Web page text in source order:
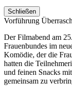
Schließen
Vorführung
Der Filmabend am
Frauenbundes im
Komödie, der die
hatten die
und feinen Snacks
gemeinsam zu